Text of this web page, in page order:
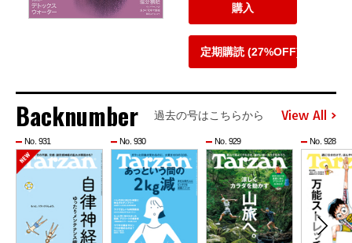
購入
定期購読 (27%OFF)
Backnumber 過去の号はこちらから View All
No. 931 No. 930 No. 929 No. 928